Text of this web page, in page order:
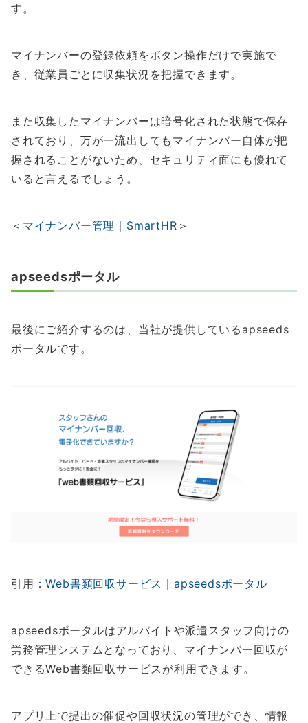
す。
マイナンバーの登録依頼をボタン操作だけで実施で
き、従業員ごとに収集状況を把握できます。
また収集したマイナンバーは暗号化された状態で保存
されており、万が一流出してもマイナンバー自体が把
握されることがないため、セキュリティ面にも優れて
いると言えるでしょう。
＜ マイナンバー管理｜SmartHR ＞
apseedsポータル
最後にご紹介するのは、当社が提供しているapseeds
ポータルです。
引用：Web書類回収サービス｜apseedsポータル
apseedsポータルはアルバイトや派遣スタッフ向けの
労務管理システムとなっており、マイナンバー回収が
できるWeb書類回収サービスが利用できます。
アプリ上で提出の催促や回収状況の管理ができ、情報